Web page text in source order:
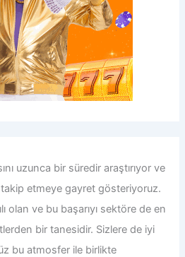
uzunca bir süredir araştırıyor ve
etmeye gayret gösteriyoruz.
olan ve bu başarıyı sektöre de en
bir tanesidir. Sizlere de iyi
bu atmosfer ile birlikte